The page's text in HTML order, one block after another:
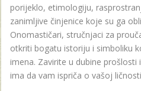
porijeklo, etimologiju,
zanimljive činjenice koje su ga
Onomastičari, stručnjaci za
otkriti bogatu istoriju i simboliku
imena. Zavirite u dubine
ima da vam ispriča o vašoj